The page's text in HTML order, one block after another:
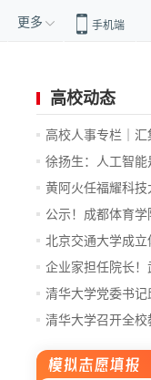
更多 手机端
高校动态
高校人事专栏｜
徐扬生：人工智
前...
黄阿火任福耀科
公示！成都体育
通...
北京交通大学成立
企业家担任院长
院
清华大学党委书
清华大学召开全